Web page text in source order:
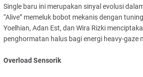
Single baru ini merupakan sinyal evolusi
“Alive” memeluk bobot mekanis dengan
Yoelhian, Adan Est, dan Wira Rizki
penghormatan halus bagi energi heavy-
Overload Sensorik